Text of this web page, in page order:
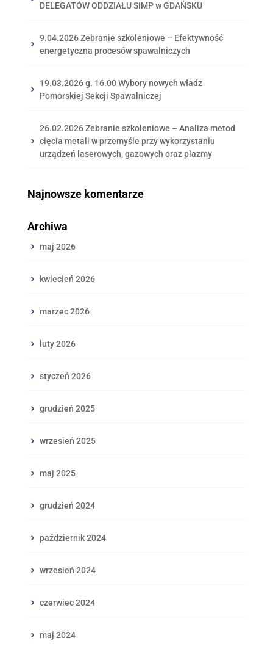
DELEGATÓW ODDZIAŁU SIMP w GDAŃSKU
9.04.2026 Zebranie szkoleniowe – Efektywność
energetyczna procesów spawalniczych
19.03.2026 g. 16.00 Wybory nowych władz
Pomorskiej Sekcji Spawalniczej
26.02.2026 Zebranie szkoleniowe – Analiza metod
cięcia metali w przemyśle przy wykorzystaniu
urządzeń laserowych, gazowych oraz plazmy
Najnowsze komentarze
Archiwa
maj 2026
kwiecień 2026
marzec 2026
luty 2026
styczeń 2026
grudzień 2025
wrzesień 2025
maj 2025
grudzień 2024
październik 2024
wrzesień 2024
czerwiec 2024
maj 2024